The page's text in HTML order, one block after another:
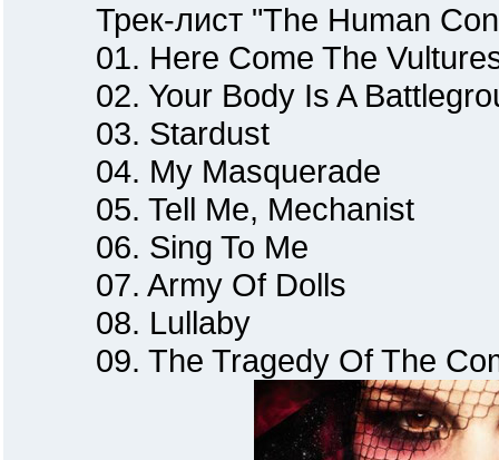
Трек-лист "The Human
01. Here Come The
02. Your Body Is A
03. Stardust
04. My Masquerade
05. Tell Me, Mechanist
06. Sing To Me
07. Army Of Dolls
08. Lullaby
09. The Tragedy Of The